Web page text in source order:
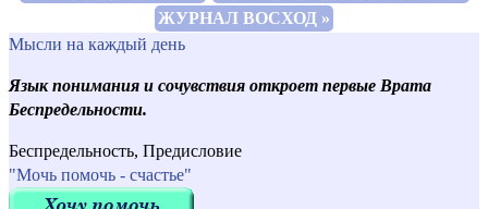
ЖУРНАЛ ВОСХОД »
Мысли на каждый день
Язык понимания и сочувствия откроет первые Врата
Беспредельности.
Беспредельность, Предисловие
"Мочь помочь - счастье"